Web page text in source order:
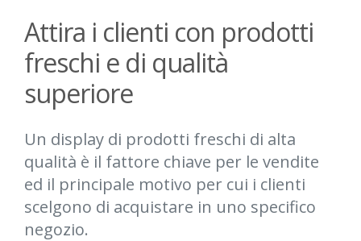
Attira i clienti con prodotti
freschi e di qualità
superiore
Un display di prodotti freschi di alta
qualità è il fattore chiave per le vendite
ed il principale motivo per cui i clienti
scelgono di acquistare in uno specifico
negozio.